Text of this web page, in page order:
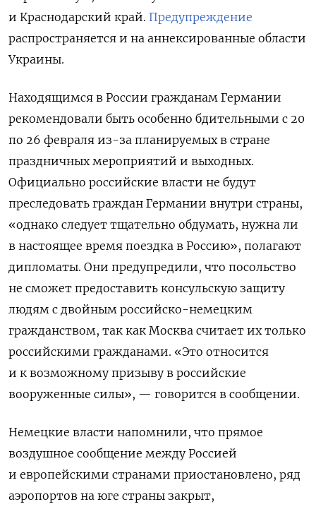
и Краснодарский край. Предупреждение
распространяется и на аннексированные области
Украины.
Находящимся в России гражданам Германии
рекомендовали быть особенно бдительными с 20
по 26 февраля из-за планируемых в стране
праздничных мероприятий и выходных.
Официально российские власти не будут
преследовать граждан Германии внутри страны,
«однако следует тщательно обдумать, нужна ли
в настоящее время поездка в Россию», полагают
дипломаты. Они предупредили, что посольство
не сможет предоставить консульскую защиту
людям с двойным российско-немецким
гражданством, так как Москва считает их только
российскими гражданами. «Это относится
и к возможному призыву в российские
вооруженные силы», — говорится в сообщении.
Немецкие власти напомнили, что прямое
воздушное сообщение между Россией
и европейскими странами приостановлено, ряд
аэропортов на юге страны закрыт,